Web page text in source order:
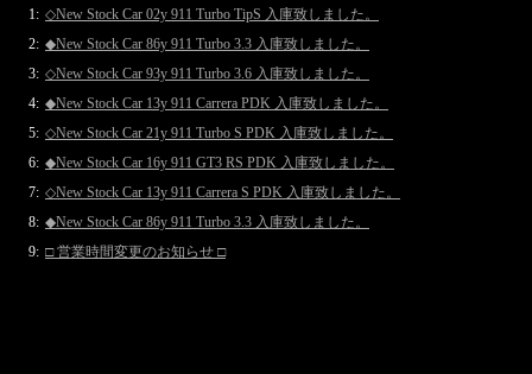
1: ◇New Stock Car 02y 911 Turbo TipS 入庫致しました。
2: ◆New Stock Car 86y 911 Turbo 3.3 入庫致しました。
3: ◇New Stock Car 93y 911 Turbo 3.6 入庫致しました。
4: ◆New Stock Car 13y 911 Carrera PDK 入庫致しました。
5: ◇New Stock Car 21y 911 Turbo S PDK 入庫致しました。
6: ◆New Stock Car 16y 911 GT3 RS PDK 入庫致しました。
7: ◇New Stock Car 13y 911 Carrera S PDK 入庫致しました。
8: ◆New Stock Car 86y 911 Turbo 3.3 入庫致しました。
9: □ 営業時間変更のお知らせ □